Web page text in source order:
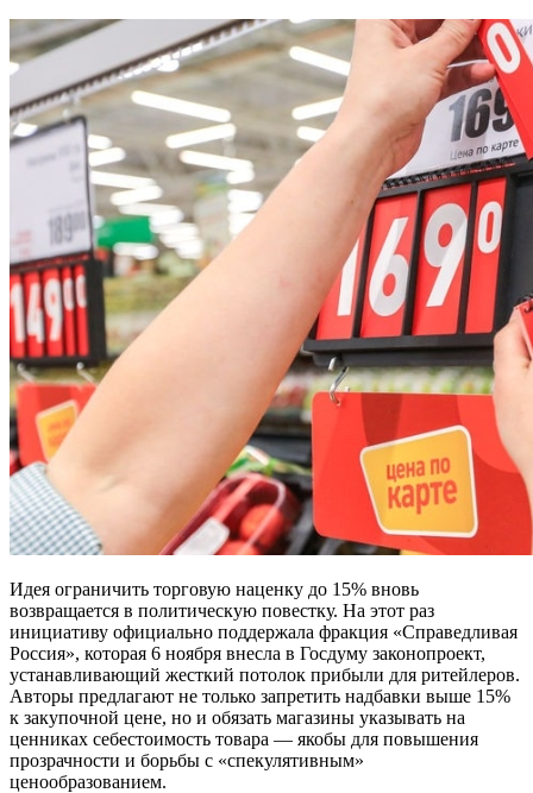
Идея ограничить торговую наценку до 15% вновь
возвращается в политическую повестку. На этот раз
инициативу официально поддержала фракция «Справедливая
Россия», которая 6 ноября внесла в Госдуму законопроект,
устанавливающий жесткий потолок прибыли для ритейлеров.
Авторы предлагают не только запретить надбавки выше 15%
к закупочной цене, но и обязать магазины указывать на
ценниках себестоимость товара — якобы для повышения
прозрачности и борьбы с «спекулятивным»
ценообразованием.